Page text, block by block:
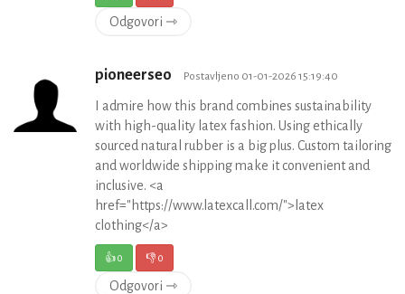
Odgovori ⇾
pioneerseo Postavljeno 01-01-2026 15:19:40
I admire how this brand combines sustainability
with high-quality latex fashion. Using ethically
sourced natural rubber is a big plus. Custom tailoring
and worldwide shipping make it convenient and
inclusive. <a
href="https://www.latexcall.com/">latex
clothing</a>
👍0 👎0
Odgovori ⇾